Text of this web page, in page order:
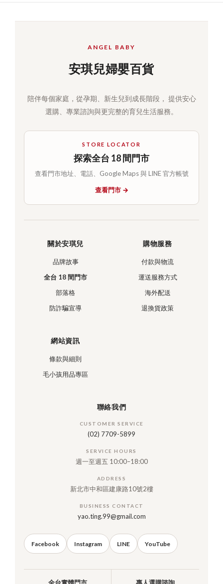
ANGEL BABY
安琪兒婦嬰百貨
陪伴每個家庭，從孕期、新生兒到成長階段， 提供安心
選購、專業諮詢與更完整的育兒生活服務。
STORE LOCATOR
探索全台 18 間門市
查看門市地址、電話、Google Maps 與 LINE 官方帳號
查看門市 →
關於安琪兒
品牌故事
全台 18 間門市
部落格
防詐騙宣導
購物服務
付款與物流
運送服務方式
海外配送
退換貨政策
網站資訊
條款與細則
毛小孩用品專區
聯絡我們
CUSTOMER SERVICE
(02) 7709-5899
SERVICE HOURS
週一至週五 10:00–18:00
ADDRESS
新北市中和區建康路10號2樓
BUSINESS CONTACT
yao.ting.99@gmail.com
Facebook Instagram LINE YouTube